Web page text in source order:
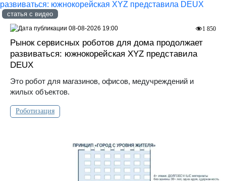
статья с видео
Рынок сервисных роботов для дома продолжает
развиваться: южнокорейская XYZ представила
DEUX
Это робот для магазинов, офисов, медучреждений и
жилых объектов.
Роботизация
1 850
08-08-2026 19:00